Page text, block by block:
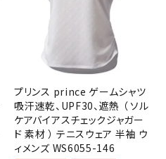
プリンス prince ゲームシャツ
吸汗速乾、UPF30、遮熱 （ ソル
ケアバイアスチェックジャガー
ド 素材 ） テニスウェア 半袖 ウ
ィメンズ WS6055-146